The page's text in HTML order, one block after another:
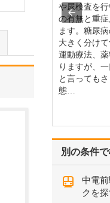
別の条件
中電
クを
や尿検査を
の有無と重
ます。糖尿病
大きく分けて
運動療法、
りますが、
と言っても
態…